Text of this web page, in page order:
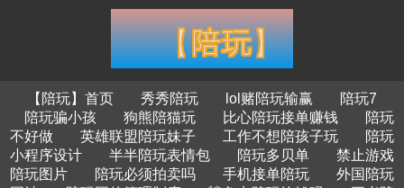
【陪玩】首页 秀秀陪玩 lol赌陪玩输赢
陪玩7
陪玩骗小孩
狗熊陪猫玩 比心陪玩接单赚钱
陪玩
不好做
英雄联盟陪玩妹子 工作不想陪孩子玩
陪玩
小程序设计
半半陪玩表情包 陪玩多贝单
禁止游戏
陪玩图片
陪玩必须拍卖吗 手机接单陪玩
外国陪玩